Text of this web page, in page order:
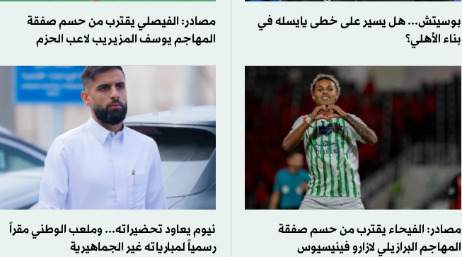
بوسيتش... هل يسير على خطى يايسله في
بناء الأهلي؟
مصادر: الفيصلي يقترب من حسم صفقة
المهاجم يوسف المزيريب لاعب الحزم
مصادر: الفيحاء يقترب من حسم صفقة
المهاجم البرازيلي لازارو فينيسيوس
نيوم يعاود تحضيراته... وملعب الوطني مقراً
رسمياً لمبارياته غير الجماهيرية